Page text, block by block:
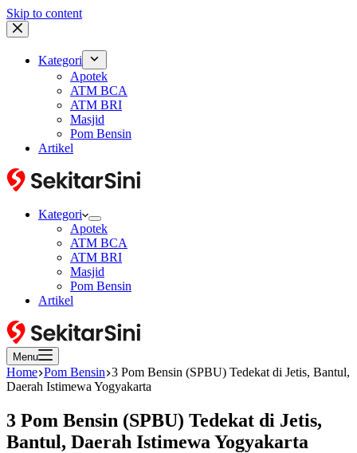
Skip to content
Kategori
Apotek
ATM BCA
ATM BRI
Masjid
Pom Bensin
Artikel
Kategori
Apotek
ATM BCA
ATM BRI
Masjid
Pom Bensin
Artikel
Menu
Home Pom Bensin 3 Pom Bensin (SPBU) Tedekat di Jetis, Bantul,
Daerah Istimewa Yogyakarta
3 Pom Bensin (SPBU) Tedekat di Jetis,
Bantul, Daerah Istimewa Yogyakarta